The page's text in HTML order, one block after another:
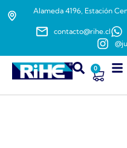
Alameda 4196, Estación
contacto@rihe.cl
0